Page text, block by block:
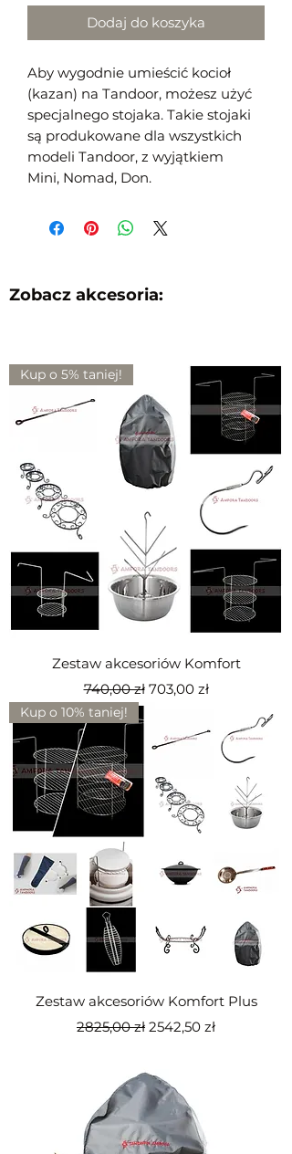
Dodaj do koszyka
Aby wygodnie umieścić kocioł
(kazan) na Tandoor, możesz użyć
specjalnego stojaka. Takie stojaki
są produkowane dla wszystkich
modeli Tandoor, z wyjątkiem
Mini, Nomad, Don.
Zobacz akcesoria:
Kup o 5% taniej!
Zestaw akcesoriów Komfort
Regularna cena
740,00 zł Cena rabatowa
703,00 zł
Kup o 10% taniej!
Zestaw akcesoriów Komfort Plus
Regularna cena
2825,00 zł Cena rabatowa
2542,50 zł